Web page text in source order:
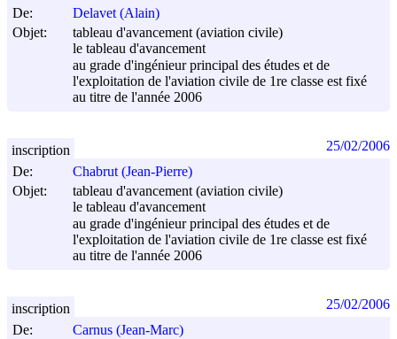
De:
Delavet (Alain)
Objet:
tableau d'avancement (aviation civile)
le tableau d'avancement
au grade d'ingénieur principal des études et de
l'exploitation de l'aviation civile de 1re classe est fixé
au titre de l'année 2006
De:
Chabrut (Jean-Pierre)
Objet:
tableau d'avancement (aviation civile)
le tableau d'avancement
au grade d'ingénieur principal des études et de
l'exploitation de l'aviation civile de 1re classe est fixé
au titre de l'année 2006
inscription 25/02/2006
De:
Carnus (Jean-Marc)
inscription 25/02/2006